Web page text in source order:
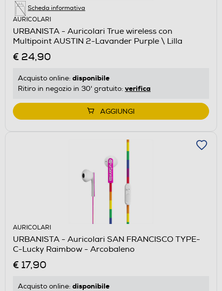
Scheda informativa
AURICOLARI
URBANISTA - Auricolari True wireless con
Multipoint AUSTIN 2-Lavander Purple \ Lilla
€ 24,90
Acquisto online: disponibile
Ritiro in negozio in 30' gratuito: verifica
AGGIUNGI
AURICOLARI
URBANISTA - Auricolari SAN FRANCISCO TYPE-
C-Lucky Raimbow - Arcobaleno
€ 17,90
Acquisto online: disponibile